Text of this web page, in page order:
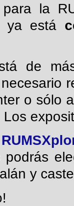
la
ya está
de
o sólo
Los
podrás
y